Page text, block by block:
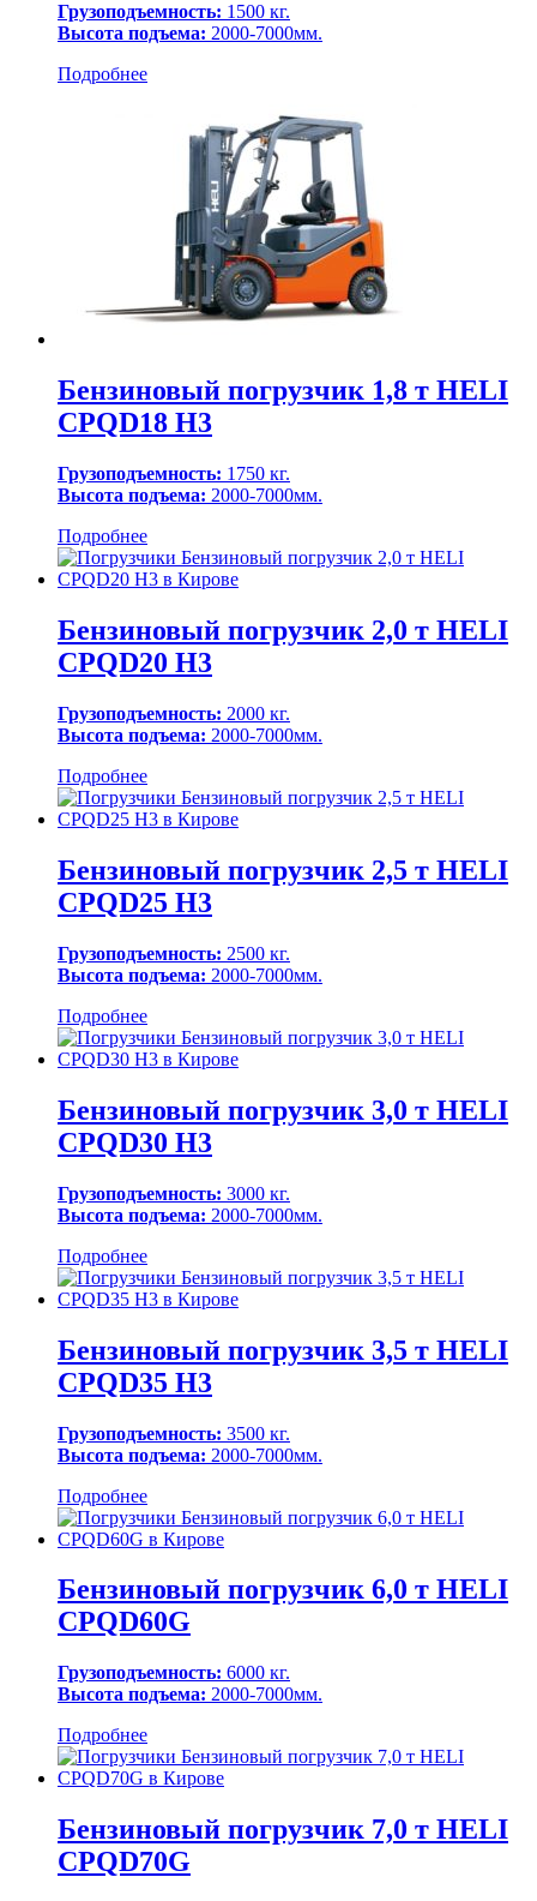
Грузоподъемность: 1500 кг.
Высота подъема: 2000-7000мм.
Подробнее
Бензиновый погрузчик 1,8 т HELI
CPQD18 H3
Грузоподъемность: 1750 кг.
Высота подъема: 2000-7000мм.
Подробнее
Бензиновый погрузчик 2,0 т HELI
CPQD20 H3
Грузоподъемность: 2000 кг.
Высота подъема: 2000-7000мм.
Подробнее
Бензиновый погрузчик 2,5 т HELI
CPQD25 H3
Грузоподъемность: 2500 кг.
Высота подъема: 2000-7000мм.
Подробнее
Бензиновый погрузчик 3,0 т HELI
CPQD30 H3
Грузоподъемность: 3000 кг.
Высота подъема: 2000-7000мм.
Подробнее
Бензиновый погрузчик 3,5 т HELI
CPQD35 H3
Грузоподъемность: 3500 кг.
Высота подъема: 2000-7000мм.
Подробнее
Бензиновый погрузчик 6,0 т HELI
CPQD60G
Грузоподъемность: 6000 кг.
Высота подъема: 2000-7000мм.
Подробнее
Бензиновый погрузчик 7,0 т HELI
CPQD70G